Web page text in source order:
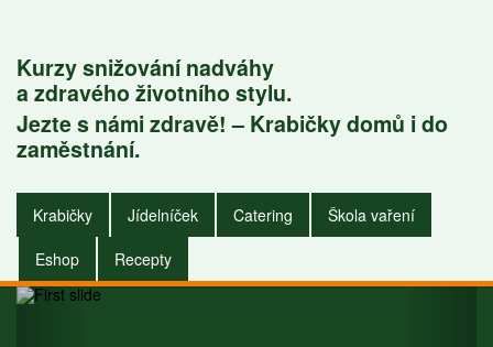
Kurzy snižování nadváhy
a zdravého životního stylu.
Jezte s námi zdravě! – Krabičky domů i do
zaměstnání.
Krabičky Jídelníček Catering
Škola vaření
Eshop
Recepty
Krabičky do
zaměstnání i do
domu.